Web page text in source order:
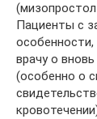
Пациенты с
врачу о
(особенно о